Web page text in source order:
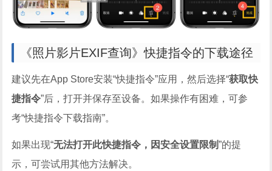
《照片影片EXIF查询》快捷指令的下载途径
建议先在App Store安装“快捷指令”应用，然后选择“获取快
捷指令”后，打开并保存至设备。如果操作有困难，可参
考“快捷指令下载指南”。
如果出现“无法打开此快捷指令，因安全设置限制”的提
示，可尝试用其他方法解决。